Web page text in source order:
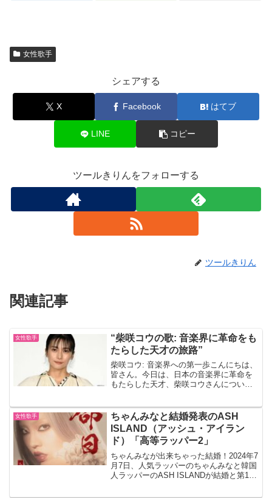
女性歌手
シェアする
X Facebook はてブ
LINE コピー
ツールきりんをフォローする
ツールきりん
関連記事
女性歌手
“柴咲コウの歌: 音楽界に革命をも
たらした天才の旅路”
柴咲コウ: 音楽界への第一歩こんにちは、
皆さん。今日は、日本の音楽界に革命を
もたらした天才、柴咲コウさんについて
ーのウラナイ!』での「柴咲コウで、夢の
印税生活!!」とい...
女性歌手
ちゃんみなと結婚発表のASH
ISLAND（アッシュ・アイラン
ド）「高等ラッパー2」
ちゃんみなが出来ちゃった結婚！2024年7
月7日、人気ラッパーのちゃんみなと韓国
人ラッパーのASH ISLANDが結婚と第1子